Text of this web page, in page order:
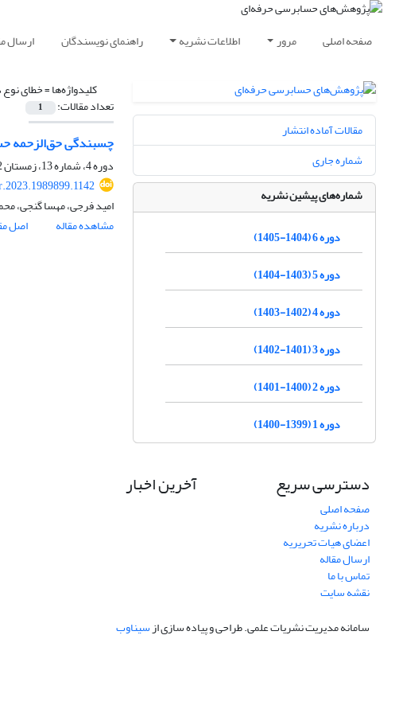
صفحه اصلی مرور اطلاعات نشریه راهنمای نویسندگان ارسال
کلیدواژه‌ها =خطای
تعداد مقالات: 1
چسبندگی حق‌الزحمه
دوره 4، شماره 13، زمستان 1402، صفحه
امید فرجی، مهسا گنجی،
مشاهده مقاله
اصل
مقالات آماده انتشار
شماره جاری
شماره‌های پیشین نشریه
دوره 6 (1404-1405)
دوره 5 (1403-1404)
دوره 4 (1402-1403)
دوره 3 (1401-1402)
دوره 2 (1400-1401)
دوره 1 (1399-1400)
دسترسی سریع
صفحه اصلی
درباره نشریه
اعضای هیات تحریریه
ارسال مقاله
تماس با ما
نقشه سایت
آخرین اخبار
سامانه مدیریت نشریات علمی.طراحی و پیاده سازی ازسیناوب